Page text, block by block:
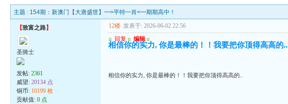
主题 : 154期：新澳门【大唐盛世】━>平特一肖<━期期高中！
【致富之路】
圣骑士
发帖:2361
威望:20134 点
铜币: 10199 枚
贡献值:0 点
12楼 发表于: 2026-06-02 22:56
u 回复 u 编辑 u
相信你的实力, 你是最棒的！！我要把你顶得高高的..
相信你的实力, 你是最棒的！！我要把你顶得高高的..